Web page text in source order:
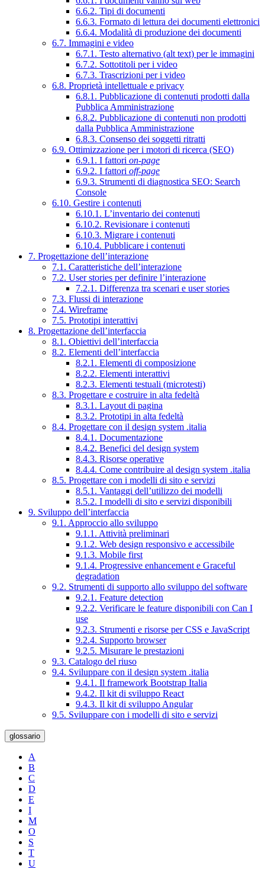
6.6.2. Tipi di documenti
6.6.3. Formato di lettura dei documenti elettronici
6.6.4. Modalità di produzione dei documenti
6.7. Immagini e video
6.7.1. Testo alternativo (alt text) per le immagini
6.7.2. Sottotitoli per i video
6.7.3. Trascrizioni per i video
6.8. Proprietà intellettuale e privacy
6.8.1. Pubblicazione di contenuti prodotti dalla
Pubblica Amministrazione
6.8.2. Pubblicazione di contenuti non prodotti
dalla Pubblica Amministrazione
6.8.3. Consenso dei soggetti ritratti
6.9. Ottimizzazione per i motori di ricerca (SEO)
6.9.1. I fattori on-page
6.9.2. I fattori off-page
6.9.3. Strumenti di diagnostica SEO: Search
Console
6.10. Gestire i contenuti
6.10.1. L’inventario dei contenuti
6.10.2. Revisionare i contenuti
6.10.3. Migrare i contenuti
6.10.4. Pubblicare i contenuti
7. Progettazione dell’interazione
7.1. Caratteristiche dell’interazione
7.2. User stories per definire l’interazione
7.2.1. Differenza tra scenari e user stories
7.3. Flussi di interazione
7.4. Wireframe
7.5. Prototipi interattivi
8. Progettazione dell’interfaccia
8.1. Obiettivi dell’interfaccia
8.2. Elementi dell’interfaccia
8.2.1. Elementi di composizione
8.2.2. Elementi interattivi
8.2.3. Elementi testuali (microtesti)
8.3. Progettare e costruire in alta fedeltà
8.3.1. Layout di pagina
8.3.2. Prototipi in alta fedeltà
8.4. Progettare con il design system .italia
8.4.1. Documentazione
8.4.2. Benefici del design system
8.4.3. Risorse operative
8.4.4. Come contribuire al design system .italia
8.5. Progettare con i modelli di sito e servizi
8.5.1. Vantaggi dell’utilizzo dei modelli
8.5.2. I modelli di sito e servizi disponibili
9. Sviluppo dell’interfaccia
9.1. Approccio allo sviluppo
9.1.1. Attività preliminari
9.1.2. Web design responsivo e accessibile
9.1.3. Mobile first
9.1.4. Progressive enhancement e Graceful
degradation
9.2. Strumenti di supporto allo sviluppo del software
9.2.1. Feature detection
9.2.2. Verificare le feature disponibili con Can I
use
9.2.3. Strumenti e risorse per CSS e JavaScript
9.2.4. Supporto browser
9.2.5. Misurare le prestazioni
9.3. Catalogo del riuso
9.4. Sviluppare con il design system .italia
9.4.1. Il framework Bootstrap Italia
9.4.2. Il kit di sviluppo React
9.4.3. Il kit di sviluppo Angular
9.5. Sviluppare con i modelli di sito e servizi
glossario
A
B
C
D
E
I
M
O
S
T
U